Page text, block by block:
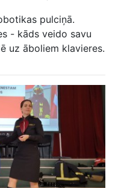
pulciņā.
- kāds veido savu
uz āboliem klavieres.